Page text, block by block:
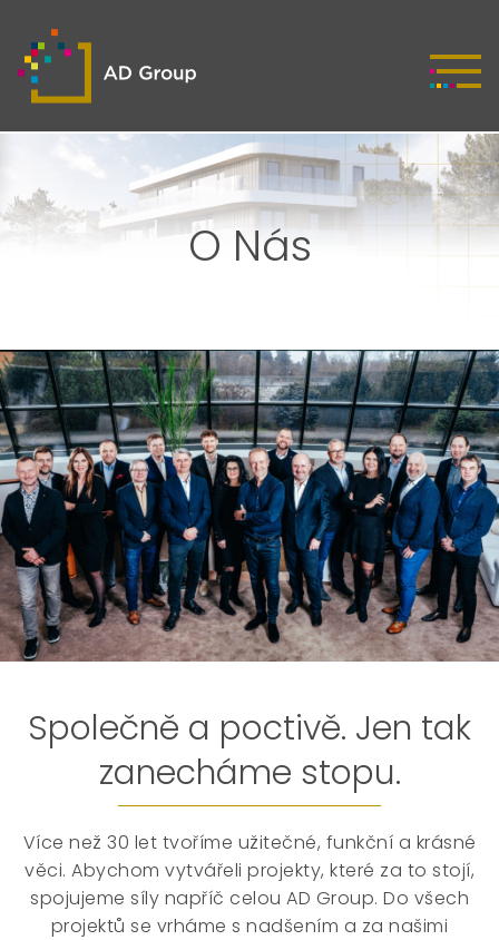
O Nás
Společně a poctivě. Jen tak
zanecháme stopu.
Více než 30 let tvoříme užitečné, funkční a krásné
věci. Abychom vytvářeli projekty, které za to stojí,
spojujeme síly napříč celou AD Group. Do všech
projektů se vrháme s nadšením a za našimi